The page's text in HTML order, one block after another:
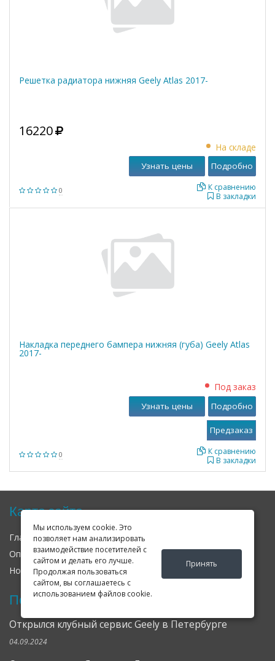
Мы используем cookie. Это
позволяет нам анализировать
взаимодействие посетителей с
сайтом и делать его лучше.
Продолжая пользоваться
сайтом, вы соглашаетесь с
использованием файлов cookie.
Принять
Решетка радиатора нижняя Geely Atlas 2017-
0
16220
На складе
В закладки
К сравнению
Узнать цены Подробно
Накладка переднего бампера нижняя (губа) Geely Atlas
2017-
0
Под заказ
В закладки
К сравнению
Узнать цены Подробно
Карта сайта
Главная О нас
Оплата
Доставка
Новости
Оферта Соглашение
Последние новости
Открылся клубный сервис Geely в Петербурге
04.09.2024